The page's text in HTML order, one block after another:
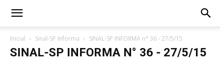
Inicial Sinal-SP Informa SINAL-SP INFORMA n° 36 - 27/5/15
SINAL-SP INFORMA N° 36 - 27/5/15